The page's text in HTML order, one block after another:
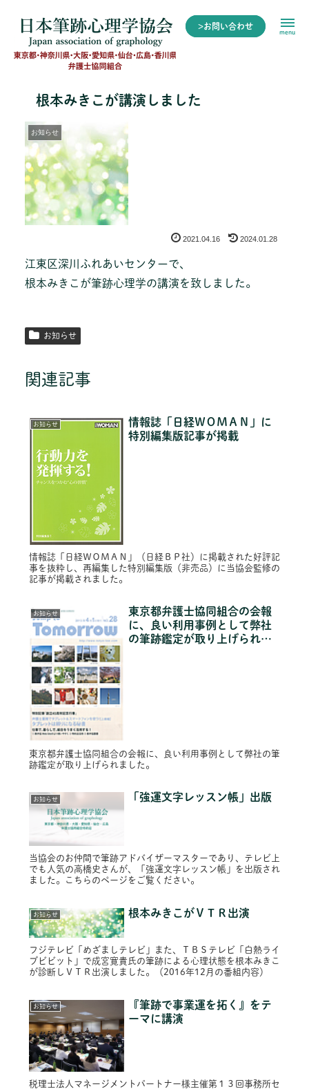
>お問い合わせ
menu
根本みきこが講演しました
お知らせ
2021.04.16 2024.01.28
江東区深川ふれあいセンターで、
根本みきこが筆跡心理学の講演を致しました。
お知らせ
関連記事
お知らせ
情報誌「日経ＷＯＭＡＮ」に
特別編集版記事が掲載
情報誌「日経ＷＯＭＡＮ」（日経ＢＰ社）に掲載された好評記
事を抜粋し、再編集した特別編集版（非売品）に当協会監修の
記事が掲載されました。
お知らせ
東京都弁護士協同組合の会報
に、良い利用事例として弊社
の筆跡鑑定が取り上げられま
東京都弁護士協同組合の会報に、良い利用事例として弊社の筆
跡鑑定が取り上げられました。
お知らせ 「強運文字レッスン帳」出版
当協会のお仲間で筆跡アドバイザーマスターであり、テレビ上
でも人気の高橋史さんが、「強運文字レッスン帳」を出版され
ました。こちらのページをご覧ください。
お知らせ 根本みきこがＶＴＲ出演
フジテレビ「めざましテレビ」また、ＴＢＳテレビ「白熱ライ
ブビビット」で成宮寛貴氏の筆跡による心理状態を根本みきこ
が診断しＶＴＲ出演しました。（2016年12月の番組内容）
お知らせ
『筆跡で事業運を拓く』をテ
ーマに講演
税理士法人マネージメントパートナー様主催第１３回事務所セ